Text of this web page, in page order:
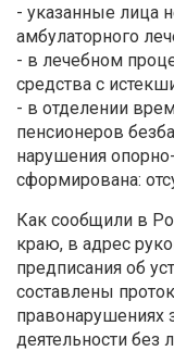
- указанные лица
амбулаторного
- в лечебном
средства с
- в отделении
пенсионеров
нарушения
сформирована:
Как сообщили в
краю, в адрес
предписания об
составлены
правонарушениях
деятельности без